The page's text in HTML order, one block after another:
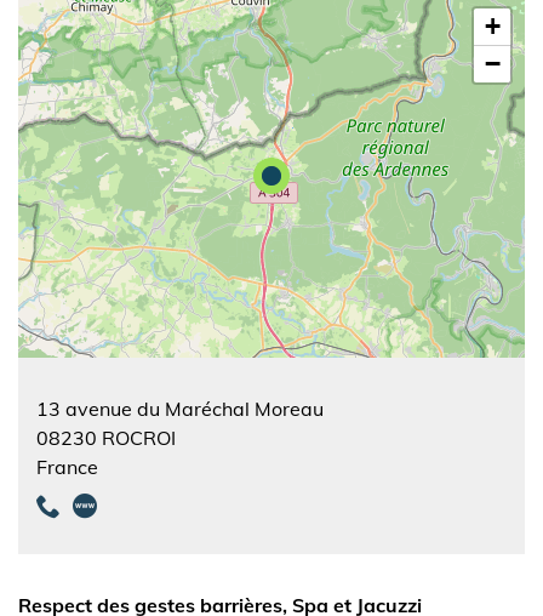
+
−
13 avenue du Maréchal Moreau
08230 ROCROI
France
Respect des gestes barrières, Spa et Jacuzzi